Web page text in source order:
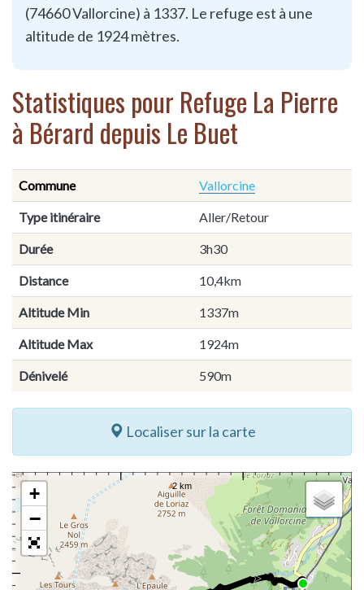
(74660 Vallorcine) à 1337. Le refuge est à une
altitude de 1924 mètres.
Statistiques pour Refuge La Pierre
à Bérard depuis Le Buet
Commune Vallorcine
Type itinéraire Aller/Retour
Durée 3h30
Distance 10,4km
Altitude Min 1337m
Altitude Max 1924m
Dénivelé 590m
Localiser sur la carte
+
−